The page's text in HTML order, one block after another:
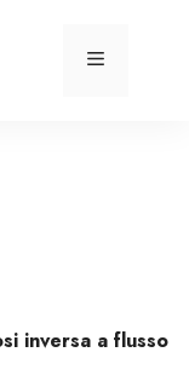
Menu
inversa a flusso